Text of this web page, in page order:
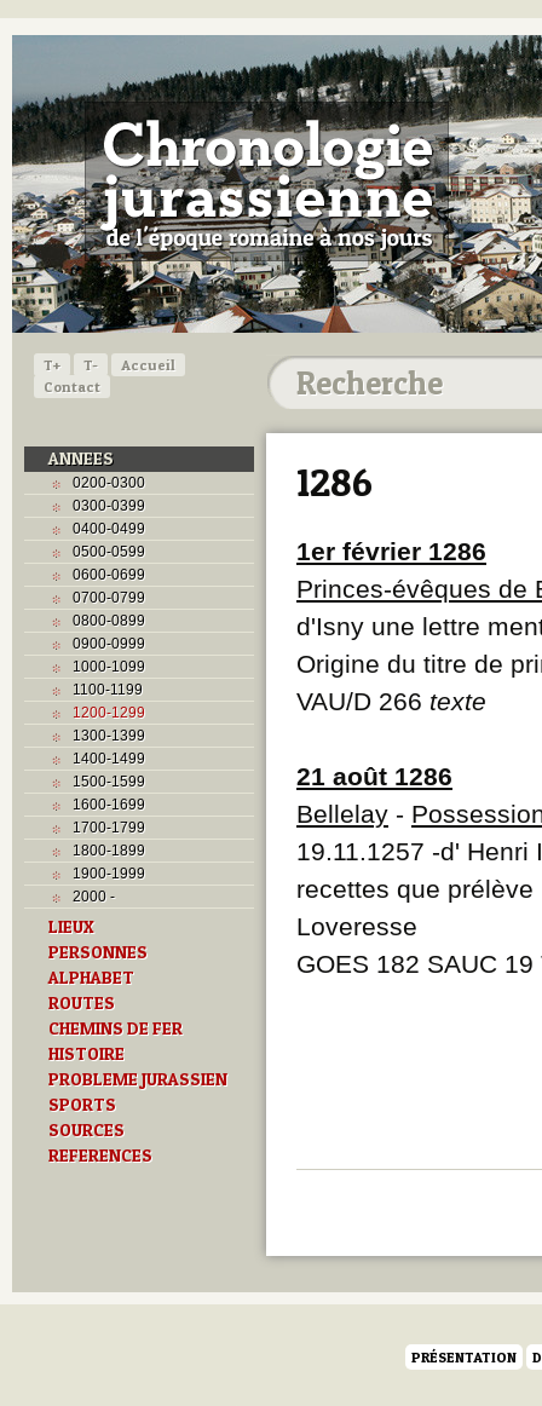
T+ T-
Accueil
Contact
ANNEES
0200-0300
0300-0399
0400-0499
0500-0599
0600-0699
0700-0799
0800-0899
0900-0999
1000-1099
1100-1199
1200-1299
1300-1399
1400-1499
1500-1599
1600-1699
1700-1799
1800-1899
1900-1999
2000 -
LIEUX
PERSONNES
ALPHABET
ROUTES
CHEMINS DE FER
HISTOIRE
PROBLEME JURASSIEN
SPORTS
SOURCES
REFERENCES
1286
1er février 1286
Princes-évêques de
d'Isny une lettre
Origine du titre de
VAU/D 266 texte
21 août 1286
Bellelay -
19.11.1257 -d'
recettes que
Loveresse
GOES 182 SAUC
PRÉSENTATION